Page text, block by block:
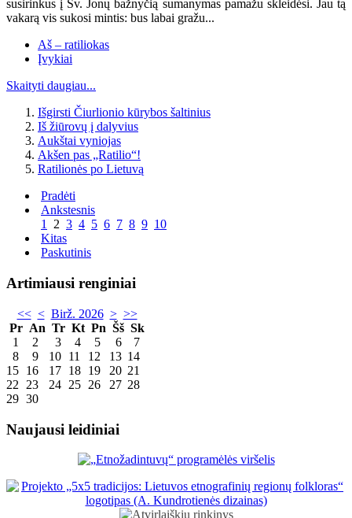
susirinkus į Šv. Jonų bažnyčią sumanymas pamažu skleidėsi. Jau tą
vakarą vis sukosi mintis: bus labai gražu...
Aš – ratiliokas
Įvykiai
Skaityti daugiau...
Išgirsti Čiurlionio kūrybos šaltinius
Iš žiūrovų į dalyvius
Aukštai vyniojas
Akšen pas „Ratilio“!
Ratilionės po Lietuvą
Pradėti
Ankstesnis
1 2 3 4 5 6 7 8 9 10
Kitas
Paskutinis
Artimiausi renginiai
<< < Birž. 2026 > >>
Pr An Tr Kt Pn Šš Sk
1
2 3 4 5 6
7
8
9 10 11 12 13 14
15 16 17 18 19 20 21
22
23 24 25 26 27 28
29 30
Naujausi leidiniai